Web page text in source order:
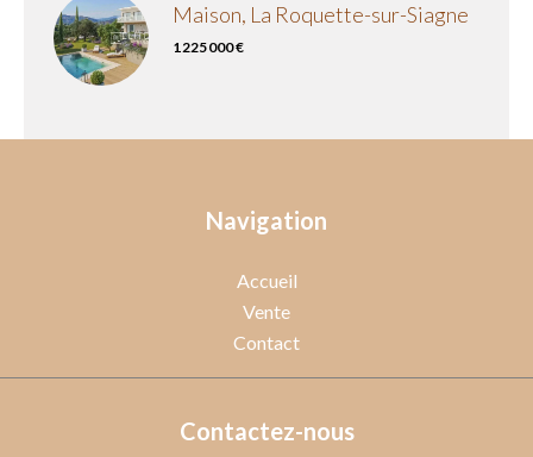
Maison, La Roquette-sur-Siagne
1 225 000 €
Navigation
Accueil
Vente
Contact
Contactez-nous